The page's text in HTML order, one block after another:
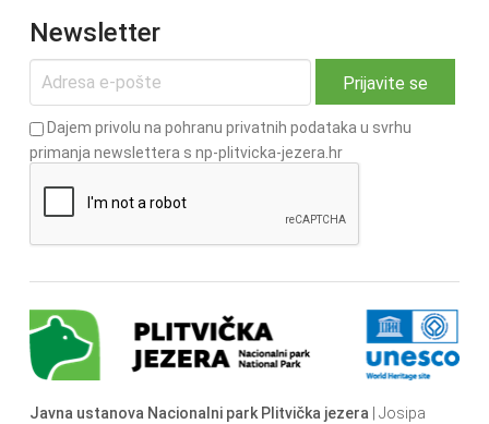
Newsletter
Dajem privolu na pohranu privatnih podataka u svrhu
primanja newslettera s np-plitvicka-jezera.hr
Javna ustanova Nacionalni park Plitvička jezera | Josipa